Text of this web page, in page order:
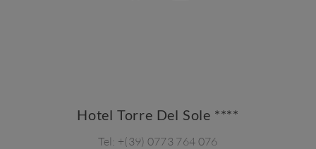
Hotel Torre Del Sole ****
Tel: +(39) 0773 764 076